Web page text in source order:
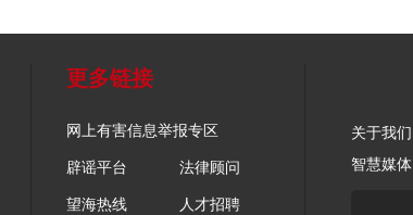
更多链接
网上有害信息举报专区
辟谣平台 法律顾问
望海热线 人才招聘
关于我们
智慧媒体